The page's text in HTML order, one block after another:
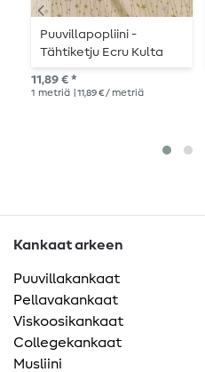
Puuvillapopliini -
Tähtiketju Ecru Kulta
Hopea
11,89 € *
1 metriä | 11,89 € / metriä
Kankaat arkeen
Puuvillakankaat
Pellavakankaat
Viskoosikankaat
Collegekankaat
Musliini